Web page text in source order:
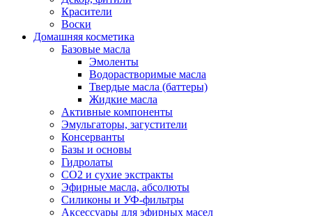
Красители
Воски
Домашняя косметика
Базовые масла
Эмоленты
Водорастворимые масла
Твердые масла (баттеры)
Жидкие масла
Активные компоненты
Эмульгаторы, загустители
Консерванты
Базы и основы
Гидролаты
СО2 и сухие экстракты
Эфирные масла, абсолюты
Силиконы и УФ-фильтры
Аксессуары для эфирных масел